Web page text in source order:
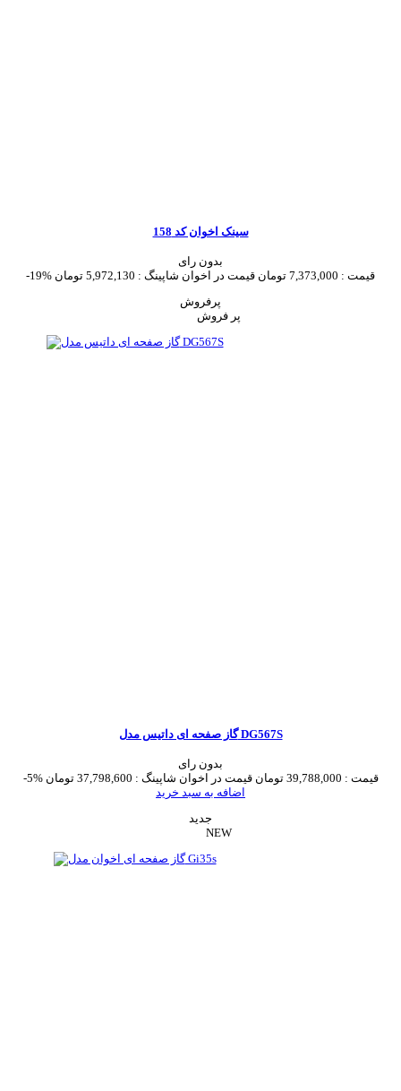
سینک اخوان کد 158
بدون رای
-19%
قیمت : 7,373,000 تومان قیمت در اخوان شاپینگ : 5,972,130 تومان
پرفروش
گاز صفحه ای داتیس مدل DG567S
بدون رای
-5%
قیمت : 39,788,000 تومان قیمت در اخوان شاپینگ : 37,798,600 تومان
اضافه به سبد خرید
جدید
NEW